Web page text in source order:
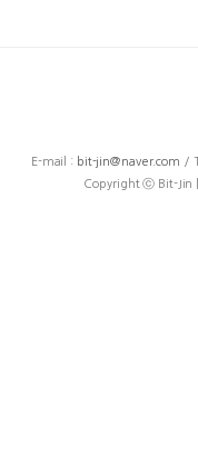
E-mail : bit-jin@naver.com /
Copyright ⓒ Bit-Jin |